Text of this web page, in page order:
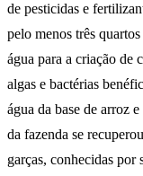
de pesticidas e
pelo menos três
água para a criação de
algas e bactérias
água da base de arroz
da fazenda se
garças, conhecidas por